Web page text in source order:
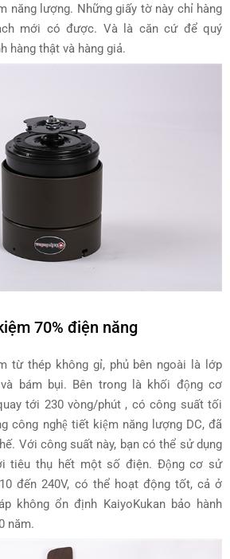
năng lượng. Những giấy tờ này chỉ hàng
mới có được. Và là căn cứ để quý
hàng thật và hàng giả.
70% điện năng
từ thép không gỉ, phủ bên ngoài là lớp
bám bụi. Bên trong là khối động cơ
tới 230 vòng/phút , có công suất tối
công nghệ tiết kiệm năng lượng DC, đã
Với công suất này, bạn có thể sử dụng
tiêu thụ hết một số điện. Động cơ sử
đến 240V, có thể hoạt động tốt, cả ở
không ổn định KaiyoKukan bảo hành
năm.